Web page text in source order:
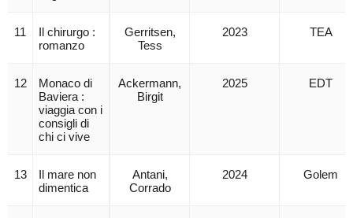
11
Il chirurgo :
romanzo
Gerritsen,
Tess
2023 TEA
12
Monaco di
Baviera :
viaggia con i
consigli di
chi ci vive
Ackermann,
Birgit
2025 EDT
13
Il mare non
dimentica
Antani,
Corrado
2024 Golem